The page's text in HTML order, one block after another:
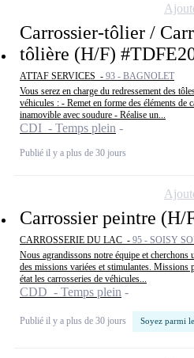
Carrossier-tôlier /
tôlière (H/F)
ATTAF SERVICES - 93 - BAGNOLET
Vous serez en charge du redressement des
véhicules : - Remet en forme des éléments de
inamovible avec soudure - Réalise un...
CDI - Temps plein
Publié il y a plus de 30 jours
Carrossier peintre (H/
CARROSSERIE DU LAC - 95 - SOISY
Nous agrandissons notre équipe et
des missions variées et stimulantes. Missions
état les carrosseries de véhicules...
CDD - Temps plein
Publié il y a plus de 30 jours Soyez parmi